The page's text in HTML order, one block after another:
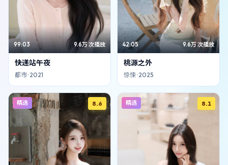
99:03 9.6万次播放
快递站午夜
都市· 2021
42:05 9.6万次播放
桃源之外
惊悚· 2025
精选 8.6 精选 8.1